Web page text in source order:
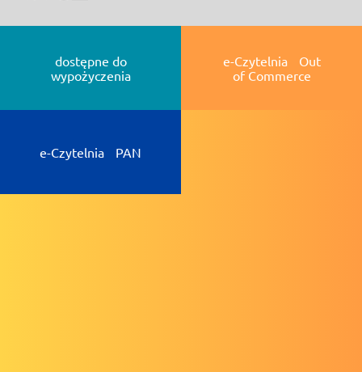
dostępne do
wypożyczenia
e-Czytelnia Out
of Commerce
e-Czytelnia PAN